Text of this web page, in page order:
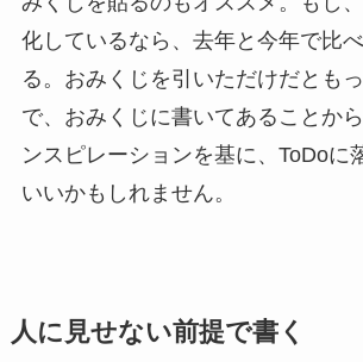
化しているなら、去年と今年で比
る。おみくじを引いただけだとも
で、おみくじに書いてあることか
ンスピレーションを基に、ToDoに
いいかもしれません。
人に見せない前提で書く